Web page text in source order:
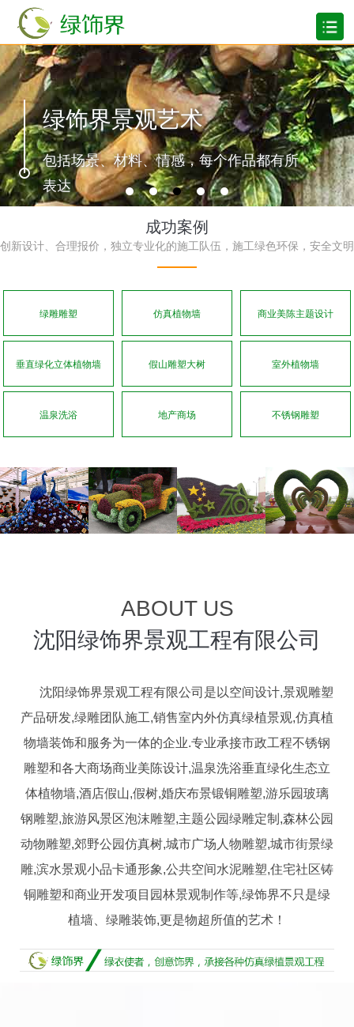
绿饰界景观艺术
包括场景、材料、情感，每个作品都有所
表达
成功案例
创新设计、合理报价，独立专业化的施工队伍，施工绿色环保，安全文明
绿雕雕塑 仿真植物墙 商业美陈主题设计
垂直绿化立体植物墙 假山雕塑大树 室外植物墙
温泉洗浴 地产商场 不锈钢雕塑
ABOUT US
沈阳绿饰界景观工程有限公司
沈阳绿饰界景观工程有限公司是以空间设计,景观雕塑
产品研发,绿雕团队施工,销售室内外仿真绿植景观,仿真植
物墙装饰和服务为一体的企业.专业承接市政工程不锈钢
雕塑和各大商场商业美陈设计,温泉洗浴垂直绿化生态立
体植物墙,酒店假山,假树,婚庆布景锻铜雕塑,游乐园玻璃
钢雕塑,旅游风景区泡沫雕塑,主题公园绿雕定制,森林公园
动物雕塑,郊野公园仿真树,城市广场人物雕塑,城市街景绿
雕,滨水景观小品卡通形象,公共空间水泥雕塑,住宅社区铸
铜雕塑和商业开发项目园林景观制作等,绿饰界不只是绿
植墙、绿雕装饰,更是物超所值的艺术！